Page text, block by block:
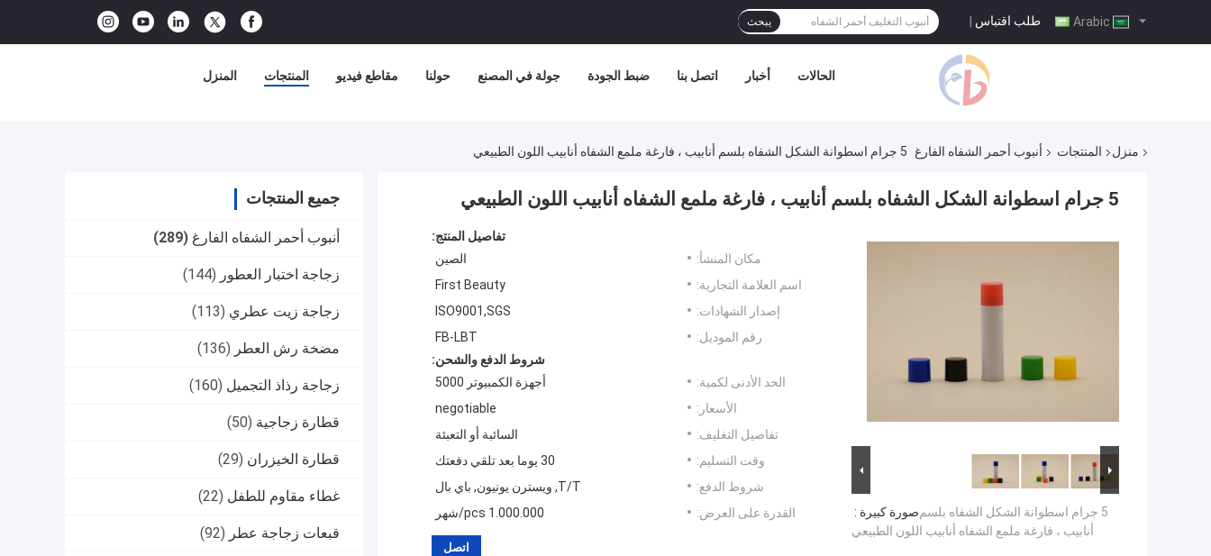
طلب اقتباس | يبحث
المنزل المنتجات مقاطع فيديو حولنا جولة في المصنع ضبط الجودة اتصل بنا أخبار الحالات
منزل المنتجات أنبوب أحمر الشفاه الفارغ 5 جرام اسطوانة الشكل الشفاه بلسم أنابيب ، فارغة ملمع الشفاه أنابيب اللون الطبيعي
جميع المنتجات
أنبوب أحمر الشفاه الفارغ (289)
زجاجة اختبار العطور (144)
زجاجة زيت عطري (113)
مضخة رش العطر (136)
زجاجة رذاذ التجميل (160)
قطارة زجاجية (50)
قطارة الخيزران (29)
غطاء مقاوم للطفل (22)
قبعات زجاجة عطر (92)
5 جرام اسطوانة الشكل الشفاه بلسم أنابيب ، فارغة ملمع الشفاه أنابيب اللون الطبيعي
صورة كبيرة :5 جرام اسطوانة الشكل الشفاه بلسم
أنابيب ، فارغة ملمع الشفاه أنابيب اللون الطبيعي
تفاصيل المنتج:
مكان المنشأ:
الصين
اسم العلامة التجارية:
First Beauty
إصدار الشهادات:
ISO9001,SGS
رقم الموديل:
FB-LBT
شروط الدفع والشحن:
الحد الأدنى لكمية:
أجهزة الكمبيوتر 5000
الأسعار:
negotiable
تفاصيل التغليف:
السائبة أو التعبئة
وقت التسليم:
30 يوما بعد تلقي دفعتك
شروط الدفع:
T/T, ويسترن يونيون, باي بال
القدرة على العرض:
1.000.000 pcs/شهر
اتصل